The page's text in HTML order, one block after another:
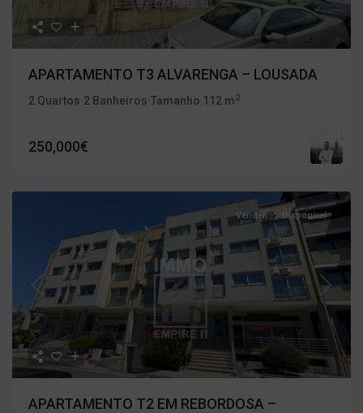
APARTAMENTO T3 ALVARENGA – LOUSADA
2 Quartos·2 Banheiros·Tamanho 112 m2
250,000€
Previous
Vender Disponivel
APARTAMENTO T2 EM REBORDOSA –